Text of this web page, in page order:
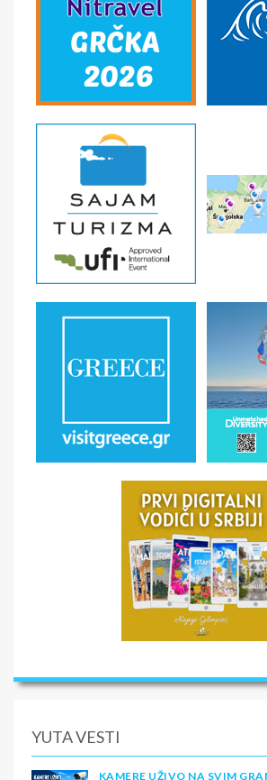
smeštaja, vrste prevoza i mesta polaska u
U CENU JE UKLJUČENO
Smeštaj na bazi odabrane usluge ishrane
Boravišna taksa, osiguranje, prevoz
YUTA VESTI
KAMERE UŽIVO NA SVIM